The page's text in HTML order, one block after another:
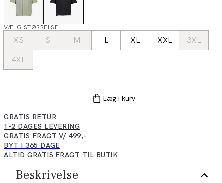
VÆLG STØRRELSE
XS S M L XL XXL
3XL
4XL
Læg i kurv
GRATIS RETUR
1-2 DAGES LEVERING
GRATIS FRAGT V/ 499,-
BYT I 365 DAGE
ALTID GRATIS FRAGT TIL BUTIK
Beskrivelse